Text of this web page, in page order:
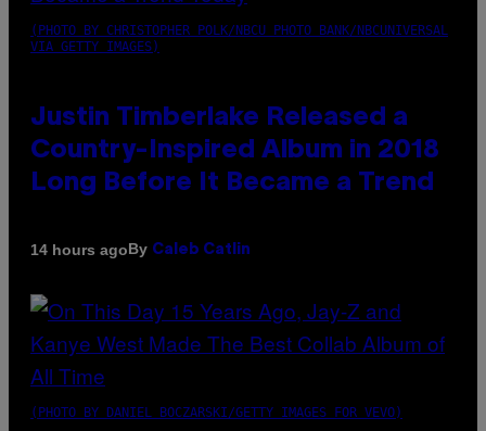
(PHOTO BY CHRISTOPHER POLK/NBCU PHOTO BANK/NBCUNIVERSAL
VIA GETTY IMAGES)
Justin Timberlake Released a
Country-Inspired Album in 2018
Long Before It Became a Trend
14 hours agoBy Caleb Catlin
(PHOTO BY DANIEL BOCZARSKI/GETTY IMAGES FOR VEVO)